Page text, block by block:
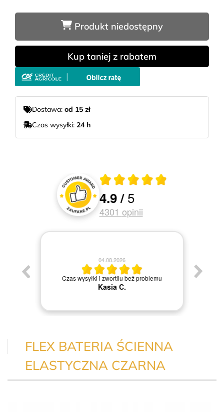
Produkt niedostępny
Kup taniej z rabatem
Dostawa: od 15 zł
Czas wysyłki: 24 h
Oceny i recenzje klientów
Średnia ocena 4.9 z 5
4.9/5
4301 opinii
04.08.2026
Czas wysyłki i zwortilu beż problemu
Kasia C.
FLEX BATERIA ŚCIENNA
ELASTYCZNA CZARNA